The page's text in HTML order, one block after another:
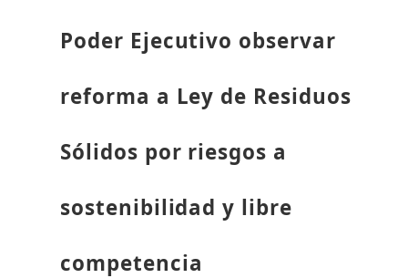
Poder Ejecutivo observar
reforma a Ley de Residuos
Sólidos por riesgos a
sostenibilidad y libre
competencia